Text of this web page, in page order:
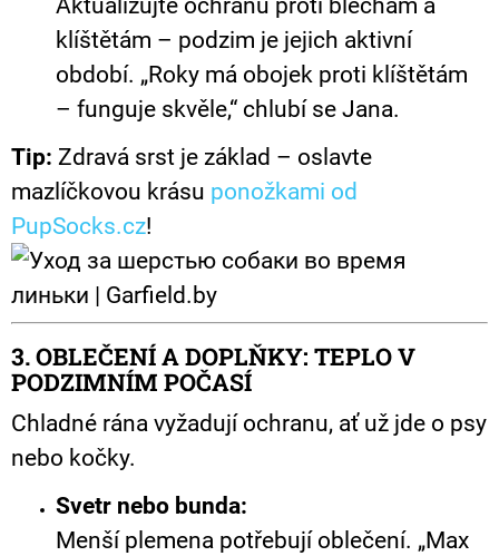
klíštětám – podzim je jejich aktivní
období. „Roky má obojek proti klíštětám
– funguje skvěle,“ chlubí se Jana.
Tip: Zdravá srst je základ – oslavte
mazlíčkovou krásu ponožkami od
PupSocks.cz!
3. OBLEČENÍ A DOPLŇKY: TEPLO V
PODZIMNÍM POČASÍ
Chladné rána vyžadují ochranu, ať už jde o psy
nebo kočky.
Svetr nebo bunda:
Menší plemena potřebují oblečení. „Max